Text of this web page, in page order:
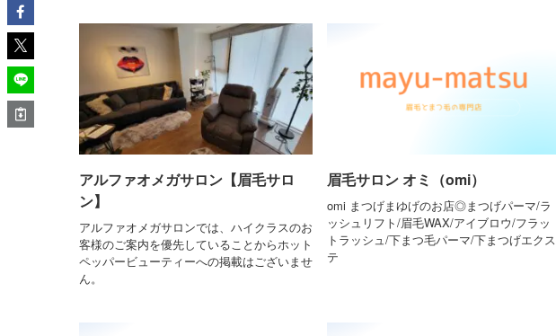
アルファオメガサロン【眉毛サロ
ン】
アルファオメガサロンでは、ハイクラスのお
客様のご案内を優先していることからホット
ペッパービューティーへの掲載はございませ
ん。
眉毛サロン オミ（omi）
omi まつげまゆげのお店◎まつげパーマ/ラ
ッシュリフト/眉毛WAX/アイブロウ/フラッ
トラッシュ/下まつ毛パーマ/下まつげエクス
テ